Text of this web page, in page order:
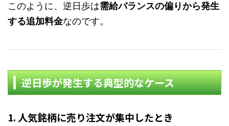
このように、逆日歩は需給バランスの偏りから発生
する追加料金なのです。
逆日歩が発生する典型的なケース
1. 人気銘柄に売り注文が集中したとき